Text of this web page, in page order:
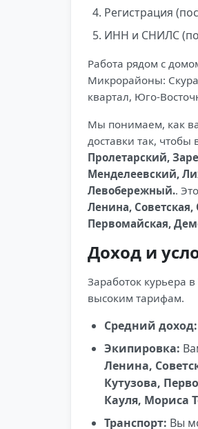
Регистрация
ИНН и СНИЛС
Работа рядом с
Микрорайоны:
квартал, Юго-
Мы понимаем, как
доставки так,
Пролетарский,
Менделеевский,
Левобережный..
Ленина,
Первомайская,
Доход и
Заработок курьера
высоким тарифам.
Средний доход:
Экипировка:
Ленина,
Кутузова,
Кауля, Мориса
Транспорт: Вы